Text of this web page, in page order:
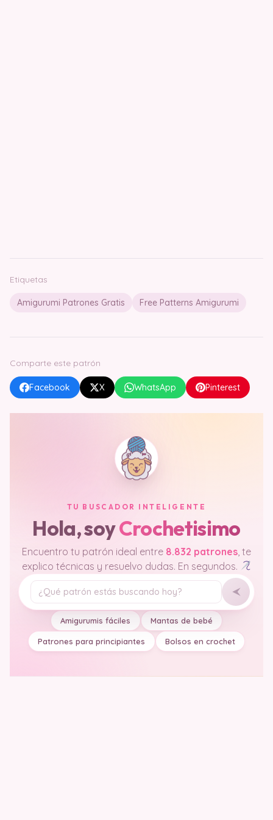
Etiquetas
Amigurumi Patrones Gratis Free Patterns Amigurumi
Comparte este patrón
Facebook X WhatsApp Pinterest
TU BUSCADOR INTELIGENTE
Hola, soyCrochetisimo
Encuentro tu patrón ideal entre 8.832 patrones , te
explico técnicas y resuelvo dudas. En segundos.
Tu pregunta
Amigurumis fáciles Mantas de bebé
Patrones para principiantes Bolsos en crochet